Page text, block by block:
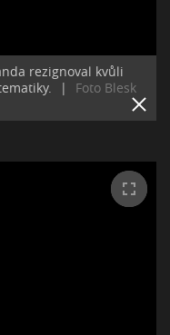
rezignoval kvůli
|
Foto Blesk